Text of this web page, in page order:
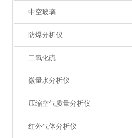
中空玻璃
防爆分析仪
二氧化硫
微量水分析仪
压缩空气质量分析仪
红外气体分析仪